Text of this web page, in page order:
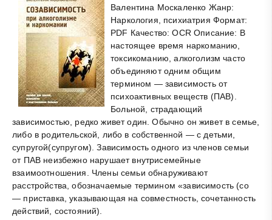
Валентина Москаленко Жанр:
Наркология, психиатрия Формат:
PDF Качество: OCR Описание: В
настоящее время наркоманию,
токсикоманию, алкоголизм часто
объединяют одним общим
термином — зависимость от
психоактивных веществ (ПАВ).
Больной, страдающий
зависимостью, редко живет один. Обычно он живет в семье,
либо в родительской, либо в собственной — с детьми,
супругой(супругом). Зависимость одного из членов семьи
от ПАВ неизбежно нарушает внутрисемейные
взаимоотношения. Члены семьи обнаруживают
расстройства, обозначаемые термином «зависимость (со
— приставка, указывающая на совместность, сочетанность
действий, состояний).